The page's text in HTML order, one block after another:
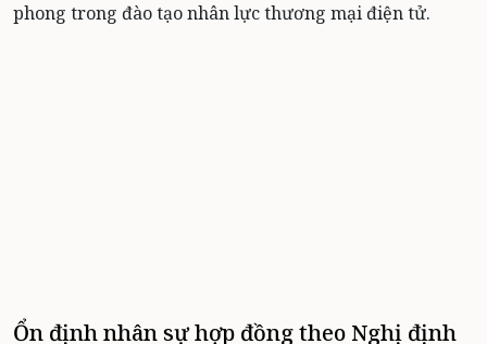
phong trong đào tạo nhân lực thương mại điện tử.
Ổn định nhân sự hợp đồng theo Nghị định